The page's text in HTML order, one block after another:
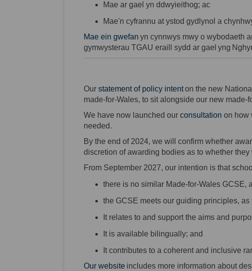
Mae ar gael yn ddwyieithog; ac
Mae'n cyfrannu at ystod gydlynol a
Mae ein gwefan yn cynnwys mwyo wybodaeth
gymwysterau TGAU eraill sydd ar gael yng
Our statement of policy intent(External link)
on the new
made-for-Wales, to sit alongside our new made-
We have now launched our consultation on how
needed.
By the end of 2024, we will confirm whether
discretion of awarding bodies as to whether
From September 2027, our intention is that
there is no similar Made-for-Wales GCSE,
the GCSE meets our guiding principles, as
It relates to and support the aims and
It is available bilingually; and
It contributes to a coherent and inclusive
Our websiteincludes more information about